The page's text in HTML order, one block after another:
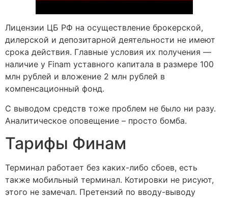
Лицензии ЦБ РФ на осуществление брокерской,
дилерской и депозитарной деятельности не имеют
срока действия. Главные условия их получения —
наличие у Finam уставного капитала в размере 100
млн рублей и вложение 2 млн рублей в
компенсационный фонд.
С выводом средств тоже проблем не было ни разу.
Аналитическое оповещение – просто бомба.
Тарифы Финам
Терминал работает без каких-либо сбоев, есть
также мобильный терминал. Котировки не рисуют,
этого не замечал. Претензий по вводу-выводу